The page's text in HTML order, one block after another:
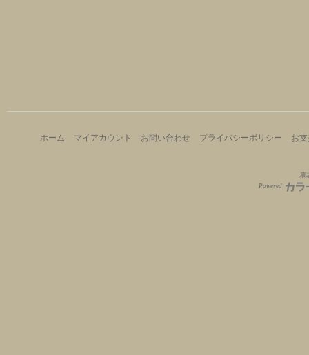
ホーム マイアカウント お問い合わせ プライバシーポリシー お
東
Powered